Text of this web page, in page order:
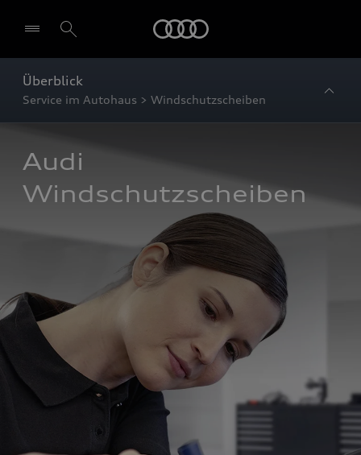
Überblick
Service im Autohaus > Windschutzscheiben
Audi
Windschutzscheiben